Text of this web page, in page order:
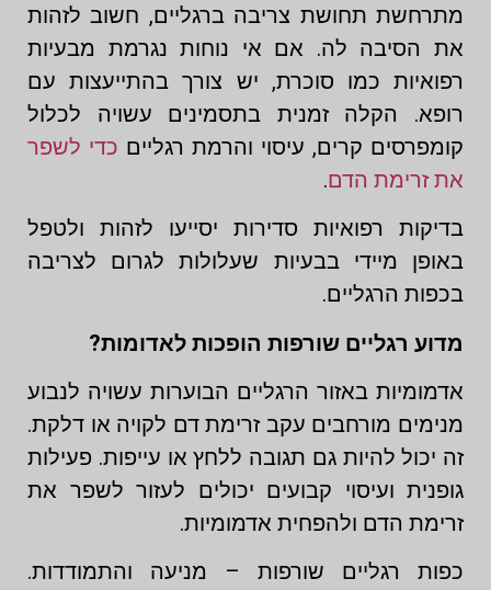
מתרחשת תחושת צריבה ברגליים, חשוב לזהות
את הסיבה לה. אם אי נוחות נגרמת מבעיות
רפואיות כמו סוכרת, יש צורך בהתייעצות עם
רופא. הקלה זמנית בתסמינים עשויה לכלול
קומפרסים קרים, עיסוי והרמת רגליים כדי לשפר
את זרימת הדם.
בדיקות רפואיות סדירות יסייעו לזהות ולטפל
באופן מיידי בבעיות שעלולות לגרום לצריבה
בכפות הרגליים.
מדוע רגליים שורפות הופכות לאדומות?
אדמומיות באזור הרגליים הבוערות עשויה לנבוע
מנימים מורחבים עקב זרימת דם לקויה או דלקת.
זה יכול להיות גם תגובה ללחץ או עייפות. פעילות
גופנית ועיסוי קבועים יכולים לעזור לשפר את
זרימת הדם ולהפחית אדמומיות.
כפות רגליים שורפות – מניעה והתמודדות.